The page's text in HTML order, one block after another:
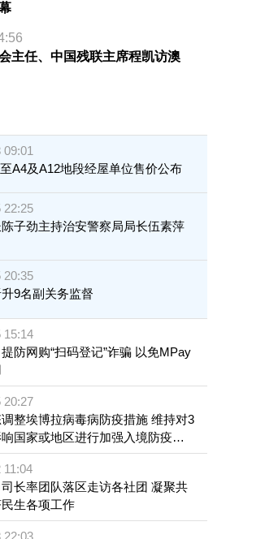
主任、中国残联主席程凯访澳
A4及A12地段经屋单位售价公布
22:25
子劲主持治安警察局局长伍素萍
20:35
9名副关务监督
15:14
防网购“扫码登记”诈骗 以免MPay
20:27
整埃博拉病毒病防疫措施 维持对3
国家或地区进行加强入境防疫措
11:04
长率团队落区走访各社团 凝聚共
生各项工作
22:03